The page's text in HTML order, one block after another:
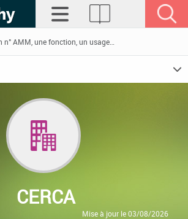
CERCA
Mise à jour le 03/08/2026